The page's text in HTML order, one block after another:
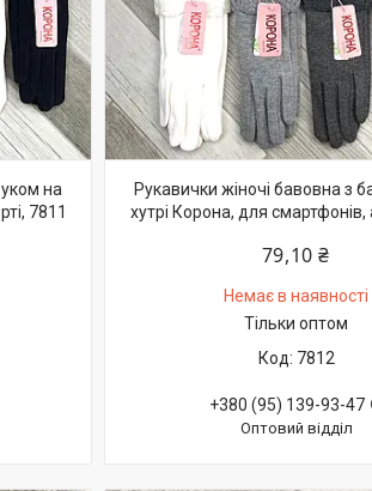
на
7811
Рукавички жіночі бавовна з
хутрі Корона, для смартфонів,
79,10 ₴
Немає в наявності
Тільки оптом
7812
+380 (95) 139-93-47
Оптовий відділ